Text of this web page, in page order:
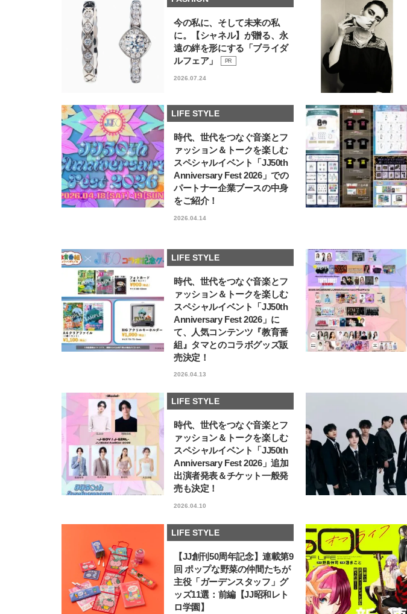
今の私に、そして未来の私
に。【シャネル】が贈る、永
遠の絆を形にする「ブライダ
ルフェア」
PR
2026.07.24
LIFE STYLE
時代、世代をつなぐ音楽とフ
ァッション＆トークを楽しむ
スペシャルイベント「JJ50th
Anniversary Fest 2026」での
パートナー企業ブースの中身
をご紹介！
2026.04.14
LIFE STYLE
時代、世代をつなぐ音楽とフ
ァッション＆トークを楽しむ
スペシャルイベント「JJ50th
Anniversary Fest 2026」に
て、人気コンテンツ『教育番
組』タマとのコラボグッズ販
売決定！
2026.04.13
LIFE STYLE
時代、世代をつなぐ音楽とフ
ァッション＆トークを楽しむ
スペシャルイベント「JJ50th
Anniversary Fest 2026」追加
出演者発表＆チケット一般発
売も決定！
2026.04.10
LIFE STYLE
【JJ創刊50周年記念】連載第9
回 ポップな野菜の仲間たちが
主役「ガーデンスタッフ」グ
ッズ11選：前編【JJ昭和レト
ロ学園】
【J’s Picks】J-GIRL早坂萌香の
徹底した日焼けケア！ でも、いち
ばん大切なのは…〈ビューティ＆
ファッション夏の必需品〉
は“汗と暑さ”に悩める仕事終わり
もスマートに〈ビューティ＆ファ
ッション夏の必需品〉
【注目アーティストRainy。っ
て？】自称“コスメオタク見習
い”のポーチの中身、拝見しま
す！
2026.01.30
BEAUTY